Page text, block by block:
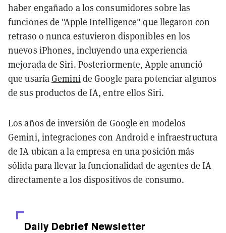
haber engañado a los consumidores sobre las
funciones de "Apple Intelligence" que llegaron con
retraso o nunca estuvieron disponibles en los
nuevos iPhones, incluyendo una experiencia
mejorada de Siri. Posteriormente, Apple anunció
que usaríaGeminide Google para potenciar algunos
de sus productos de IA, entre ellos Siri.
Los años de inversión de Google en modelos
Gemini, integraciones con Android e infraestructura
de IA ubican a la empresa en una posición más
sólida para llevar la funcionalidad de agentes de IA
directamente a los dispositivos de consumo.
Daily Debrief Newsletter